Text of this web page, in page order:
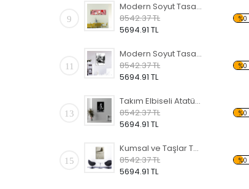
9
Modern Soyut Tasarım 43 Kanvas Tablo
8542.37 TL
5694.91 TL
%0
11
Modern Soyut Tasarım 8 Kanvas Tablo
8542.37 TL
5694.91 TL
%0
13
Takım Elbiseli Atatürk Temalı Kanvas Tablo
8542.37 TL
5694.91 TL
%0
15
Kumsal ve Taşlar Temalı Kanvas Tablo
8542.37 TL
5694.91 TL
%0